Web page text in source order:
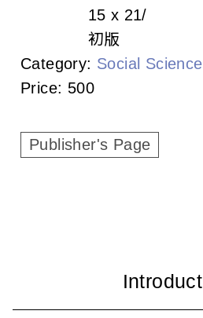
a
t
o
15 x 21
初版
Category: Social Science
Price: 500
Publisher's Page